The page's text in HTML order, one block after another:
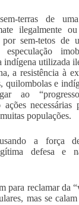
terras de
ilegalmente
por sem-tetos de
indígena utilizada
a resistência à
quilombolas e
ao
ações necessárias
populações.
a força
defesa e
para reclamar da
mas se